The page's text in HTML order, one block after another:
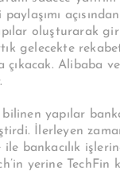
oluşturarak
gelecekte
çıkacak. Alibaba
yapılar
İlerleyen
ile bankacılık
yerine TechFin